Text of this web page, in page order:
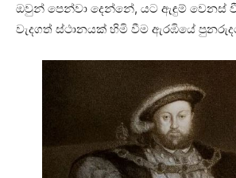
ඔවුන් පෙන්වා දෙන්නේ, යට ඇඳුම් වෙනස්
වැදගත් ස්ථානයක් හිමි වීම ඇරඹියේ